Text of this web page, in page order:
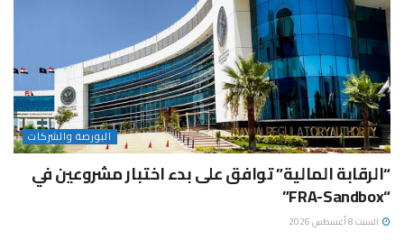
البورصة والشركات
“الرقابة المالية” توافق على بدء اختبار مشروعين في
“FRA-Sandbox”
السبت 8 أغسطس 2026